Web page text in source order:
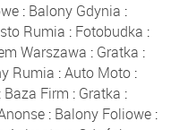
: Balony Gdynia :
Rumia : Fotobudka :
Warszawa : Gratka :
Rumia :Auto Moto :
: Baza Firm : Gratka :
: Balony Foliowe :